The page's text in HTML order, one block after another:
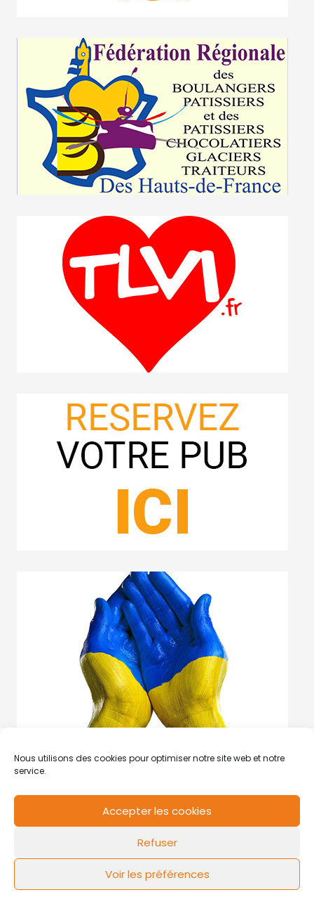
Nous utilisons des cookies pour optimiser notre site web et notre
service.
Accepter les cookies
Refuser
Voir les préférences
Mentions légales Politique de cookies
FLOW44